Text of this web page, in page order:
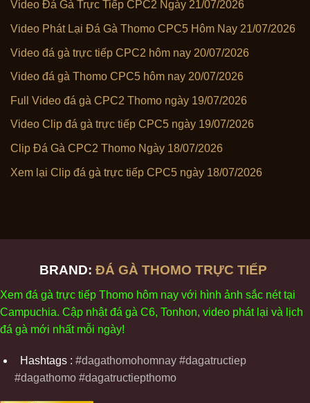
Video Đá Gà Trực Tiếp CPC2 Ngày 21/07/2026
Video Phát Lại Đá Gà Thomo CPC5 Hôm Nay 21/07/2026
Video đá gà trực tiếp CPC2 hôm nay 20/07/2026
Video đá gà Thomo CPC5 hôm nay 20/07/2026
Full Video đá gà CPC2 Thomo ngày 19/07/2026
Video Clip đá gà trực tiếp CPC5 ngày 19/07/2026
Clip Đá Gà CPC2 Thomo Ngày 18/07/2026
Xem lại Clip đá gà trực tiếp CPC5 ngày 18/07/2026
BRAND: ĐÁ GÀ THOMO TRỰC TIẾP
Xem đá gà trực tiếp Thomo hôm nay với hình ảnh sắc néttại
Campuchia. Cập nhậtđá gà C6, Tonhon, video phátl ại và ịch
đá gà mới nhất mỗi ngày!
Hashtags : #dagathomohomnay #dagatructiep
#dagathomo #dagatructiepthomo